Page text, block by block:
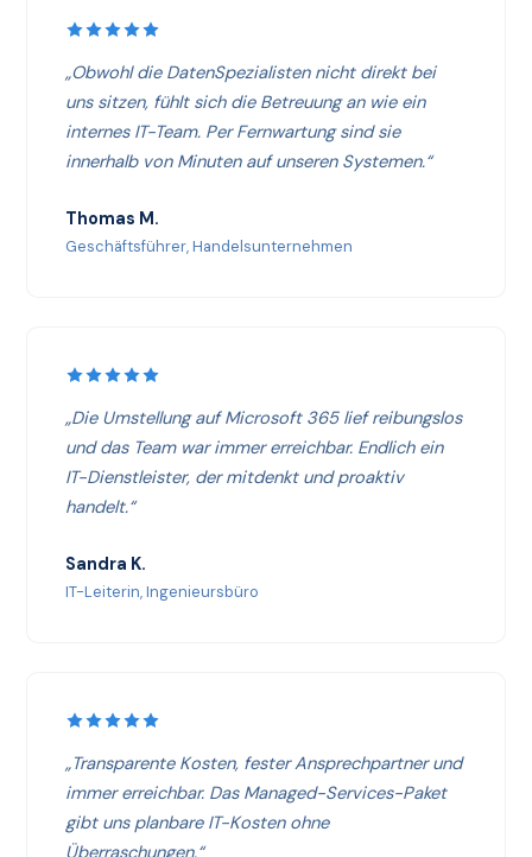
„Obwohl die DatenSpezialisten nicht direkt bei
uns sitzen, fühlt sich die Betreuung an wie ein
internes IT-Team. Per Fernwartung sind sie
innerhalb von Minuten auf unseren Systemen.“
Thomas M.
Geschäftsführer, Handelsunternehmen
„Die Umstellung auf Microsoft 365 lief reibungslos
und das Team war immer erreichbar. Endlich ein
IT-Dienstleister, der mitdenkt und proaktiv
handelt.“
Sandra K.
IT-Leiterin, Ingenieursbüro
„Transparente Kosten, fester Ansprechpartner und
immer erreichbar. Das Managed-Services-Paket
gibt uns planbare IT-Kosten ohne